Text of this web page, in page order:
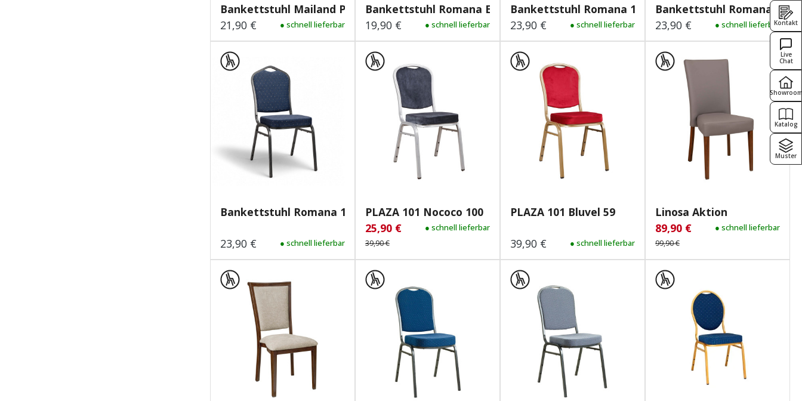
Bankettstuhl Mailand Plus Grün
Regulärer Preis:
21,90 € ● schnell lieferbar
Bankettstuhl Romana Eco
Regulärer Preis:
19,90 € ● schnell lieferbar
Bankettstuhl Romana 1 Plus...
Regulärer Preis:
23,90 € ● schnell lieferbar
Bankettstuhl Romana 1
Regulärer Preis:
23,90 € ● schnell lieferbar
Bankettstuhl Romana 1 Plus...
Regulärer Preis:
23,90 € ● schnell lieferbar
PLAZA 101 Nococo 100
Verkaufspreis:
25,90 €
Regulärer Preis:
39,90 €
● schnell lieferbar
PLAZA 101 Bluvel 59
Regulärer Preis:
39,90 € ● schnell lieferbar
Linosa Aktion
Verkaufspreis:
89,90 €
Regulärer Preis:
99,90 €
● schnell lieferbar
Kontakt
Live
Chat
Showroom
Katalog
Muster